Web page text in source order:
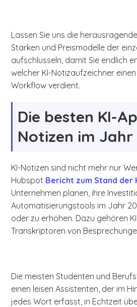
Lassen Sie uns die
Stärken und Preismodelle der
aufschlüsseln, damit Sie endlich
welcher KI-Notizaufzeichner
Workflow verdient.
Die besten KI-
Notizen im Jahr
KI-Notizen sind nicht mehr nur
Hubspot Bericht zum Stand der
Unternehmen planen, ihre
Automatisierungstools im Jahr
oder zu erhöhen. Dazu gehören
Transkriptoren von
Die meisten Studenten und
einen leisen Assistenten, der im
jedes Wort erfasst, in Echtzeit